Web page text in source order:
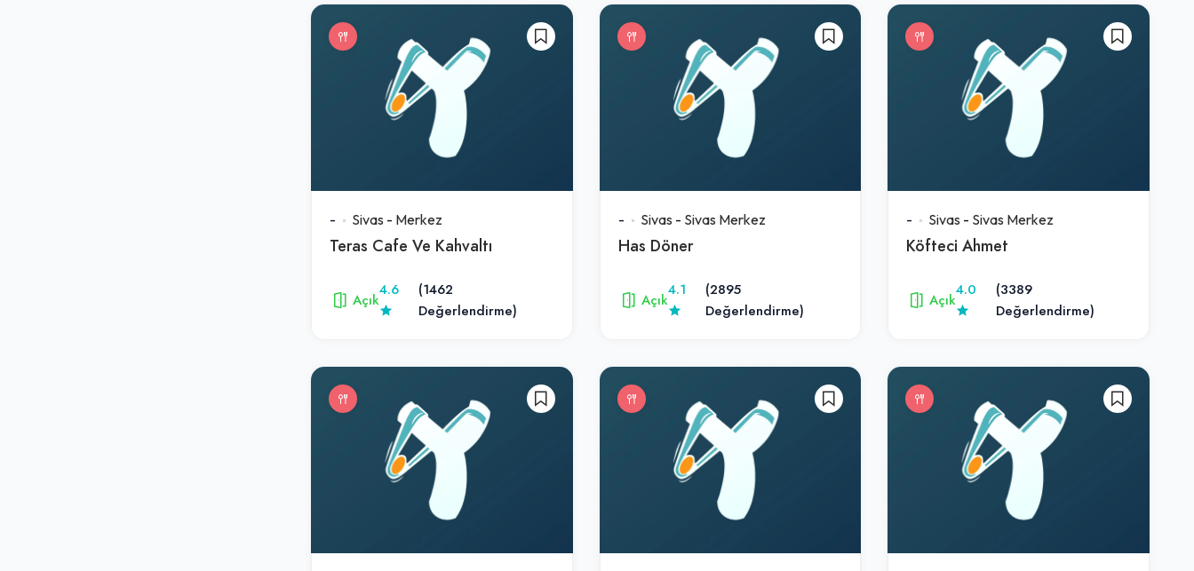
- Sivas - Merkez
Teras Cafe Ve Kahvaltı
Açık
4.6
(1462
Değerlendirme)
- Sivas - Sivas Merkez
Has Döner
Açık
4.1
(2895
Değerlendirme)
- Sivas - Sivas Merkez
Köfteci Ahmet
Açık
4.0
(3389
Değerlendirme)